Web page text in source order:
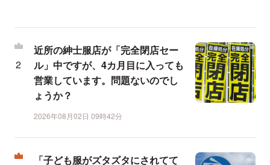
近所の紳士服店が「完全閉店セー
ル」中ですが、4カ月目に入っても
営業しています。問題ないのでし
ょうか？
2026年08月02日 09時42分
「子ども服がズタズタにされてて